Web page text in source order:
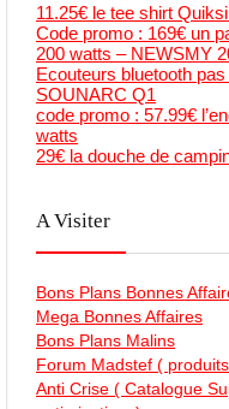
11.25€ le tee shirt
Code promo : 169€ un
200 watts – NEWSMY
Ecouteurs bluetooth
SOUNARC Q1
code promo : 57.99€
watts
29€ la douche de
A Visiter
Bons Plans Bonnes
Mega Bonnes Affaires
Bons Plans Malins
Forum Madstef (
Anti Crise ( Catalogue